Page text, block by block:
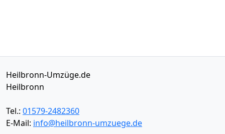
Heilbronn-Umzüge.de
Heilbronn
Tel.: 01579-2482360
E-Mail: info@heilbronn-umzuege.de